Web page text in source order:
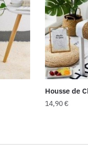
Housse de
14,90€